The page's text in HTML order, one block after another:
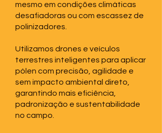
mesmo em condições climáticas
desafiadoras ou com escassez de
polinizadores.
Utilizamos drones e veículos
terrestres inteligentes para aplicar
pólen com precisão, agilidade e
sem impacto ambiental direto,
garantindo mais eficiência,
padronização e sustentabilidade
no campo.